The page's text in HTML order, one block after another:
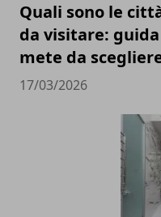
Quali sono le
da visitare:
mete da
17/03/2026